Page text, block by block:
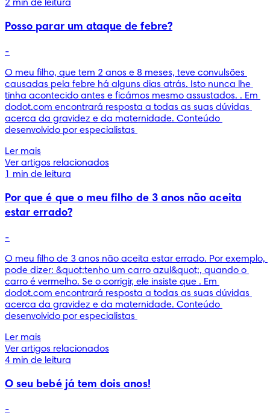
2 min de leitura
Posso parar um ataque de febre?
-
O meu filho, que tem 2 anos e 8 meses, teve convulsões
causadas pela febre há alguns dias atrás. Isto nunca lhe
tinha acontecido antes e ficámos mesmo assustados. . Em
dodot.com encontrará resposta a todas as suas dúvidas
acerca da gravidez e da maternidade. Conteúdo
desenvolvido por especialistas
Ler mais
Ver artigos relacionados
1 min de leitura
Por que é que o meu filho de 3 anos não aceita
estar errado?
-
O meu filho de 3 anos não aceita estar errado. Por exemplo,
pode dizer: &quot;tenho um carro azul&quot;, quando o
carro é vermelho. Se o corrigir, ele insiste que . Em
dodot.com encontrará resposta a todas as suas dúvidas
acerca da gravidez e da maternidade. Conteúdo
desenvolvido por especialistas
Ler mais
Ver artigos relacionados
4 min de leitura
O seu bebé já tem dois anos!
-